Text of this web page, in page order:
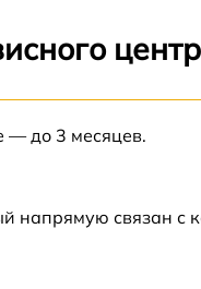
от 60 мин
— до 3 месяцев.
напрямую связан